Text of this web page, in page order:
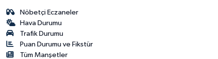
Nöbetçi Eczaneler
Hava Durumu
Trafik Durumu
Puan Durumu ve Fikstür
Tüm Manşetler